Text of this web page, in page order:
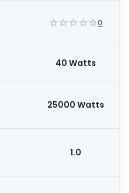
0
40 Watts
25000 Watts
1.0